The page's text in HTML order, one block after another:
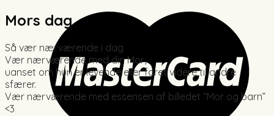
Mors dag
Så vær nærværende i dag
Vær nærværende med din Mor,
uanset om hun er levende eller faret videre til andre
sfærer.
Vær nærværende med essensen af billedet “Mor og barn”
<3